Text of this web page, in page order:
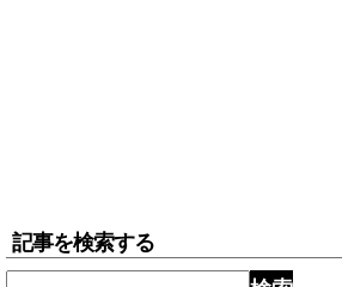
記事を検索する